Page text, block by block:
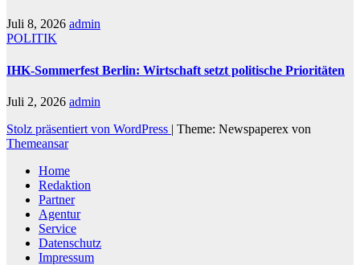
Juli 8, 2026 admin
POLITIK
IHK-Sommerfest Berlin: Wirtschaft setzt politische Prioritäten
Juli 2, 2026 admin
Stolz präsentiert von WordPress | Theme: Newspaperex von
Themeansar
Home
Redaktion
Partner
Agentur
Service
Datenschutz
Impressum